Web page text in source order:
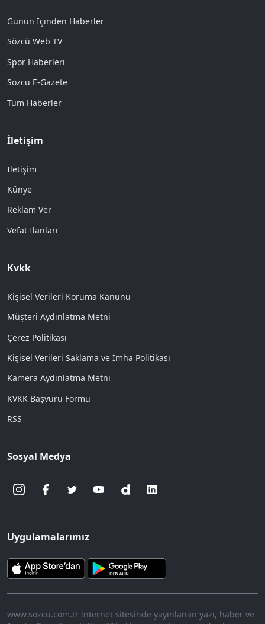
Günün İçinden Haberler
Sözcü Web TV
Spor Haberleri
Sözcü E-Gazete
Tüm Haberler
İletişim
İletişim
Künye
Reklam Ver
Vefat İlanları
Kvkk
Kişisel Verileri Koruma Kanunu
Müşteri Aydınlatma Metni
Çerez Politikası
Kişisel Verileri Saklama ve İmha Politikası
Kamera Aydınlatma Metni
KVKK Başvuru Formu
RSS
Sosyal Medya
Uygulamalarımız
www.sozcu.com.tr internet sitesinde yayınlanan yazı, haber ve